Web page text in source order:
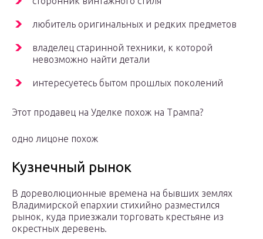
любитель оригинальных и редких предметов
владелец старинной техники, к которой
невозможно найти детали
интересуетесь бытом прошлых поколений
Этот продавец на Уделке похож на Трампа?
одно лицоне похож
Кузнечный рынок
В дореволюционные времена на бывших землях
Владимирской епархии стихийно разместился
рынок, куда приезжали торговать крестьяне из
окрестных деревень.